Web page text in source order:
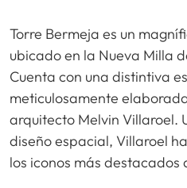
Torre Bermeja es un
ubicado en la Nueva Milla
Cuenta con una distintiva
meticulosamente
arquitecto Melvin Villaroel.
diseño espacial, Villaroel
los iconos más